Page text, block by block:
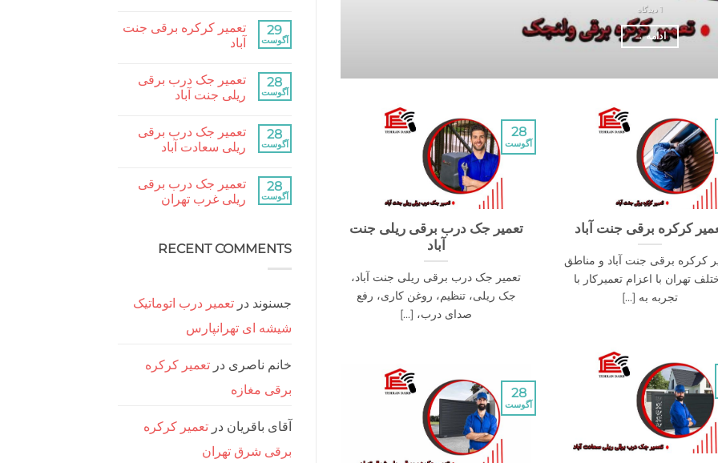
1 دیدگاه
ادامه→
کرکره برقی جنت آباد
کرکره برقی جنت آباد و مناطق
تهران با اعزام تعمیرکار با
تجربه به [...]
تعمیر جک درب برقی ریلی جنت
آباد
‌تعمیر جک درب برقی ریلی جنت آباد،
جک ریلی، تنظیم، روغن کاری، رفع
صدای درب، [...]
28
آگوست
28
آگوست
برقی
زعفرانیه
29
آگوست
تعمیر کرکره برقی جنت
آباد
برای
تعمیر
کرکره
آباد
ثبت
نشده
28
آگوست
تعمیر جک درب برقی
ریلی جنت آباد
برای
تعمیر
جک
ریلی
جنت
آباد
ثبت
نشده
28
آگوست
تعمیر جک درب برقی
ریلی سعادت آباد
برای
تعمیر
جک
سعادت
آباد
ثبت
نشده
28
آگوست
تعمیر جک درب برقی
ریلی غرب تهران
تعمیر
جک
غرب
تهران
نشده
RECENT COMMENTS
جسنوند درتعمیر درب اتوماتیک
شیشه ای تهرانپارس
خانم ناصری درتعمیر کرکره
برقی مغازه
آقای باقریان درتعمیر کرکره
برقی شرق تهران